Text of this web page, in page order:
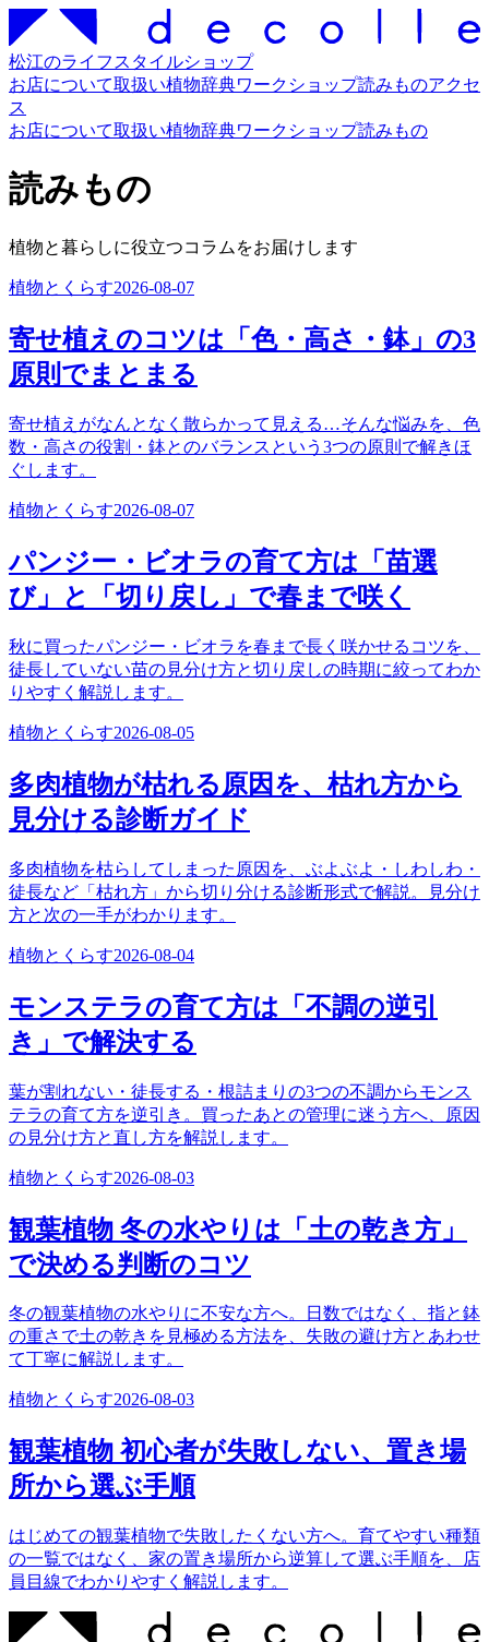
松江のライフスタイルショップ
お店について取扱い植物辞典ワークショップ読みものアクセ
ス
お店について取扱い植物辞典ワークショップ読みもの
読みもの
植物と暮らしに役立つコラムをお届けします
植物とくらす2026-08-07
寄せ植えのコツは「色・高さ・鉢」の3
原則でまとまる
寄せ植えがなんとなく散らかって見える…そんな悩みを、色
数・高さの役割・鉢とのバランスという3つの原則で解きほ
ぐします。
植物とくらす2026-08-07
パンジー・ビオラの育て方は「苗選
び」と「切り戻し」で春まで咲く
秋に買ったパンジー・ビオラを春まで長く咲かせるコツを、
徒長していない苗の見分け方と切り戻しの時期に絞ってわか
りやすく解説します。
植物とくらす2026-08-05
多肉植物が枯れる原因を、枯れ方から
見分ける診断ガイド
多肉植物を枯らしてしまった原因を、ぶよぶよ・しわしわ・
徒長など「枯れ方」から切り分ける診断形式で解説。見分け
方と次の一手がわかります。
植物とくらす2026-08-04
モンステラの育て方は「不調の逆引
き」で解決する
葉が割れない・徒長する・根詰まりの3つの不調からモンス
テラの育て方を逆引き。買ったあとの管理に迷う方へ、原因
の見分け方と直し方を解説します。
植物とくらす2026-08-03
観葉植物 冬の水やりは「土の乾き方」
で決める判断のコツ
冬の観葉植物の水やりに不安な方へ。日数ではなく、指と鉢
の重さで土の乾きを見極める方法を、失敗の避け方とあわせ
て丁寧に解説します。
植物とくらす2026-08-03
観葉植物 初心者が失敗しない、置き場
所から選ぶ手順
はじめての観葉植物で失敗したくない方へ。育てやすい種類
の一覧ではなく、家の置き場所から逆算して選ぶ手順を、店
員目線でわかりやすく解説します。